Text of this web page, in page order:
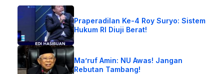
Praperadilan Ke-4 Roy Suryo: Sistem
Hukum RI Diuji Berat!
Ma’ruf Amin: NU Awas! Jangan
Rebutan Tambang!